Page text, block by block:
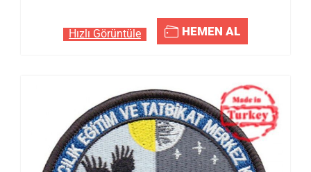
Hızlı Görüntüle HEMEN AL